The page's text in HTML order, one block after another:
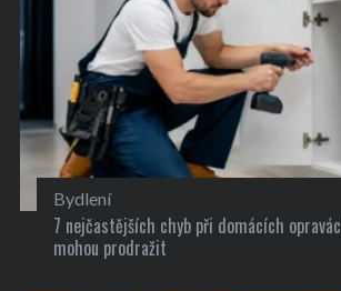
Bydlení
7 nejčastějších chyb při domácích
mohou prodražit